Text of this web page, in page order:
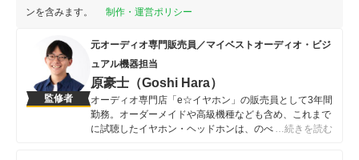
ンを含みます。
制作・運営ポリシー
監修者
元オーディオ専門販売員／マイベストオーディオ・ビジ
ュアル機器担当
原豪士（Goshi Hara）
オーディオ専門店「e☆イヤホン」の販売員として3年間
勤務。オーダーメイドや高級機種なども含め、これまで
に試聴したイヤホン・ヘッドホンは、のべ500種類を超
…続きを読む